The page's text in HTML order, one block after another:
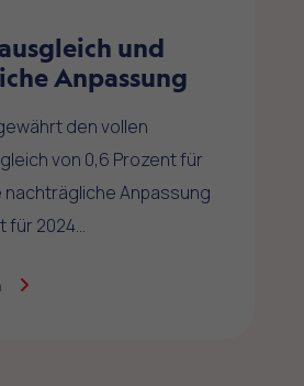
und
Anpassung
den vollen
von 0,6 Prozent für
nachträgliche Anpassung
für 2024…